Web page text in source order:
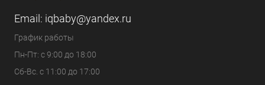
Email: iqbaby@yandex.ru
График работы
Пн-Пт: с 9:00 до 18:00
Сб-Вс. с 11:00 до 17:00